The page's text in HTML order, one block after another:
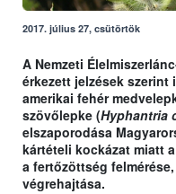
2017. július 27, csütörtök
A Nemzeti
érkezett jelzések
amerikai fehér
szövőlepke (Hyphantria
elszaporodása
kártételi kockázat miatt
a fertőzöttség
végrehajtása.